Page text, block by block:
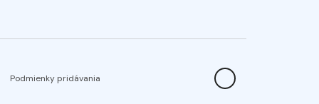
Podmienky pridávania